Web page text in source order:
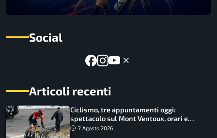
Social
Articoli recenti
Ciclismo, tre appuntamenti oggi:
spettacolo sul Mont Ventoux, orari e
come vederli
7 Agosto 2026